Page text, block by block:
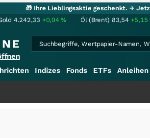
🎁 Ihre Lieblingsaktie geschenkt.→
4.242,33 +0,04% Öl (Brent) 83,54 +5,15
Indizes Fonds ETFs Anleihen